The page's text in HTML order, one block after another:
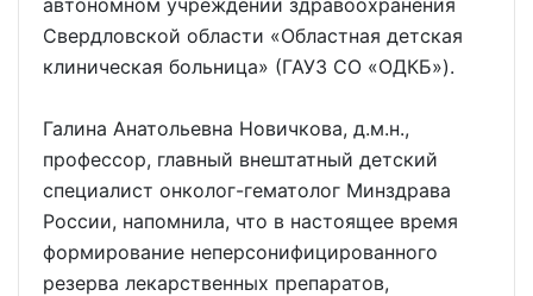
автономном учреждении здравоохранения
Свердловской области «Областная детская
клиническая больница» (ГАУЗ СО «ОДКБ»).
Галина Анатольевна Новичкова, д.м.н.,
профессор, главный внештатный детский
специалист онколог-гематолог Минздрава
России, напомнила, что в настоящее время
формирование неперсонифицированного
резерва лекарственных препаратов,